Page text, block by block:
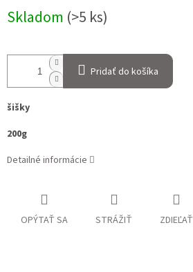
cena:
Skladom (>5 ks)
Pridať do košíka
šišky
200g
Detailné informácie
OPÝTAŤ SA STRÁŽIŤ ZDIEĽAŤ